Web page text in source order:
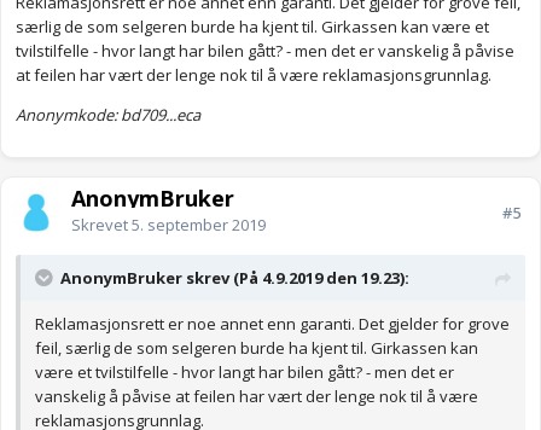
særlig de som selgeren burde ha kjent til. Girkassen kan være et
tvilstilfelle - hvor langt har bilen gått? - men det er vanskelig å påvise
at feilen har vært der lenge nok til å være reklamasjonsgrunnlag.
Anonymkode: bd709...eca
AnonymBruker
Skrevet5. september 2019
#5
AnonymBruker skrev (På 4.9.2019 den 19.23):
Reklamasjonsrett er noe annet enn garanti. Det gjelder for grove
feil, særlig de som selgeren burde ha kjent til. Girkassen kan
være et tvilstilfelle - hvor langt har bilen gått? - men det er
vanskelig å påvise at feilen har vært der lenge nok til å være
reklamasjonsgrunnlag.